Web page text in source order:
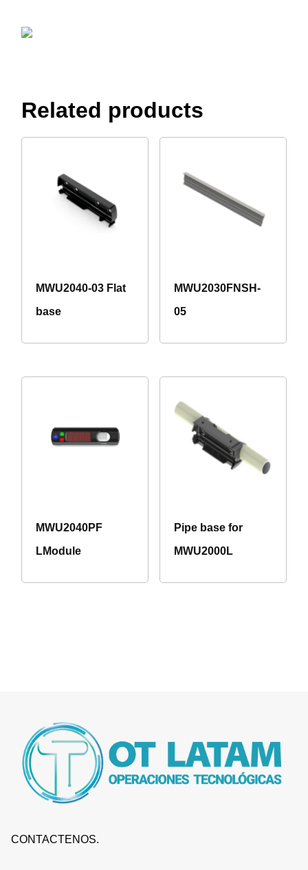
Related products
MWU2040-03 Flat
base
MWU2030FNSH-
05
MWU2040PF
LModule
Pipe base for
MWU2000L
CONTACTENOS.